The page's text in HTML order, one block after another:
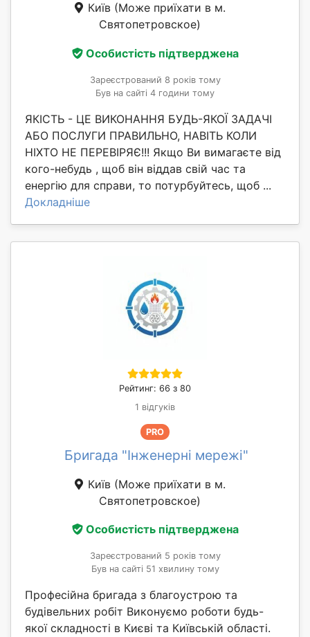
Київ (Може приїхати в м.
Святопетровское)
Особистість підтверджена
Зареєстрований 8 років тому
Був на сайті 4 години тому
ЯКІСТЬ - ЦЕ ВИКОНАННЯ БУДЬ-ЯКОЇ ЗАДАЧІ
АБО ПОСЛУГИ ПРАВИЛЬНО, НАВІТЬ КОЛИ
НІХТО НЕ ПЕРЕВІРЯЄ!!! Якщо Ви вимагаєте від
кого-небудь , щоб він віддав свій час та
енергію для справи, то потурбуйтесь, щоб ...
Докладніше
Рейтинг: 66 з 80
1 відгуків
PRO
Бригада "Інженерні мережі"
Київ (Може приїхати в м.
Святопетровское)
Особистість підтверджена
Зареєстрований 5 років тому
Був на сайті 51 хвилину тому
Професійна бригада з благоустрою та
будівельних робіт Виконуємо роботи будь-
якої складності в Києві та Київській області.